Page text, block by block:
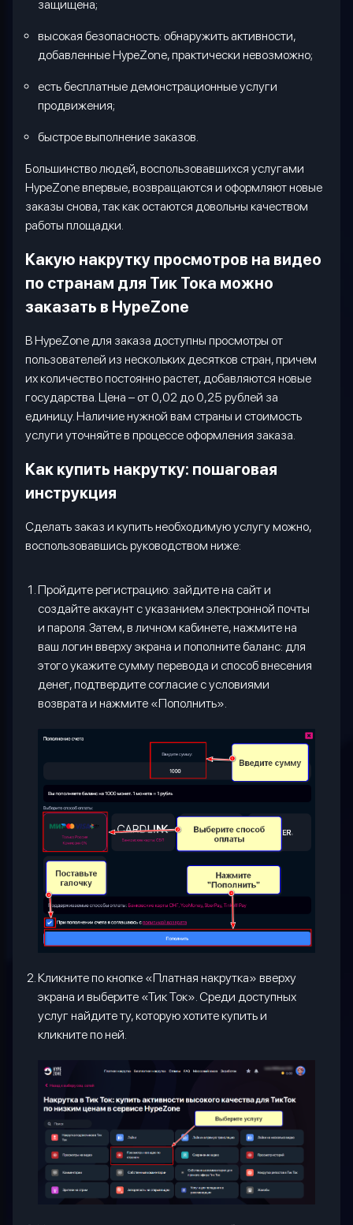
защищена;
высокая безопасность: обнаружить активности,
добавленные HypeZone, практически невозможно;
есть бесплатные демонстрационные услуги
продвижения;
быстрое выполнение заказов.
Большинство людей, воспользовавшихся услугами
HypeZoneвпервые, возвращаются и оформляют новые
заказы снова, так как остаются довольны качеством
работы площадки.
Какую накрутку просмотров на видео
по странам для Тик Тока можно
заказать в HypeZone
ВHypeZone для заказа доступны просмотры от
пользователей из нескольких десятков стран, причем
их количество постоянно растет, добавляются новые
государства. Цена – от 0,02 до 0,25 рублей за
единицу. Наличие нужной вам страны и стоимость
услуги уточняйте в процессе оформления заказа.
Как купить накрутку: пошаговая
инструкция
Сделать заказ и купить необходимую услугу можно,
воспользовавшись руководством ниже:
Пройдите регистрацию: зайдите на сайт и
создайте аккаунт с указанием электронной почты
и пароля. Затем, в личном кабинете, нажмите на
ваш логин вверху экрана и пополните баланс: для
этого укажите сумму перевода и способ внесения
денег, подтвердите согласие с условиями
возврата и нажмите «Пополнить».
Кликните по кнопке «Платная накрутка» вверху
экрана и выберите «Тик Ток». Среди доступных
услуг найдите ту, которую хотите купить и
кликните по ней.